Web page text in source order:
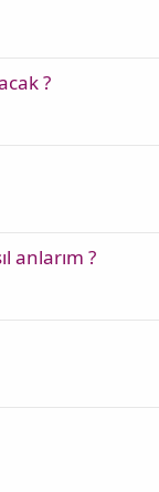
?
anlarım ?